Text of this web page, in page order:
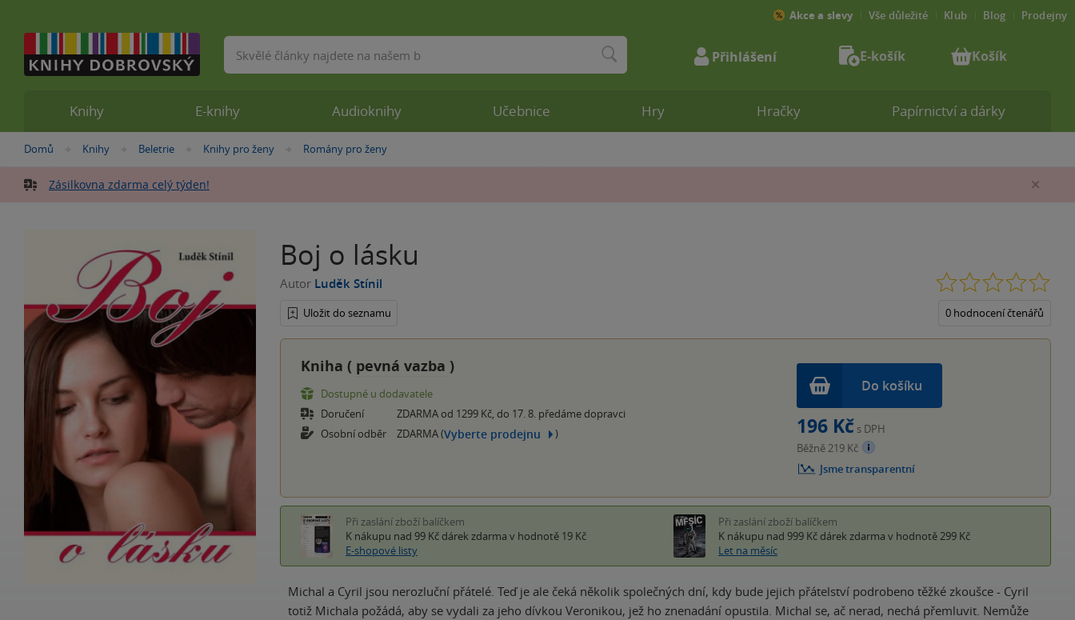
Nacházíte
zde:
Domů »
Knihy »
Beletrie »
Knihy pro ženy »
Romány pro ženy
Zásilkovna zdarma celý týden!
Boj o lásku
Autor Luděk Stínil
Uložit do seznamu 0 hodnocení čtenářů
Kniha ( pevná vazba )
Dostupné u dodavatele
Doručení
ZDARMA od 1299 Kč, do 17. 8. předáme dopravci
Osobní odběr
ZDARMA (Vyberte prodejnu )
Do košíku
196 Kč s DPH
Běžně 219 Kč
Jsme transparentní
Při zaslání zboží balíčkem
K nákupu nad 99 Kč dárek zdarma v hodnotě 19 Kč
E-shopové listy
Při zaslání zboží balíčkem
K nákupu nad 999 Kč dárek zdarma v hodnotě 299 Kč
Let na měsíc
Michal a Cyril jsou nerozluční přátelé. Teď je ale čeká několik společných dní, kdy bude jejich přátelství podrobeno těžké zkoušce - Cyril
totiž Michala požádá, aby se vydali za jeho dívkou Veronikou, jež ho znenadání opustila. Michal se, ač nerad, nechá přemluvit. Nemůže
Knihy E-knihy Audioknihy Učebnice Hry Hračky Papírnictví a dárky
Akce a slevy Vše důležité Klub Blog Prodejny
Vyhledávání Přihlášení E-košík Košík